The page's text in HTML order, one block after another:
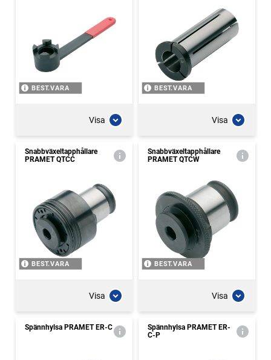
BEST.VARA
Visa
BEST.VARA
Visa
Snabbväxeltapphållare
PRAMET QTCC
BEST.VARA
Visa
Snabbväxeltapphållare
PRAMET QTCW
BEST.VARA
Visa
Spännhylsa PRAMET ER-C
Spännhylsa PRAMET ER-
C-P